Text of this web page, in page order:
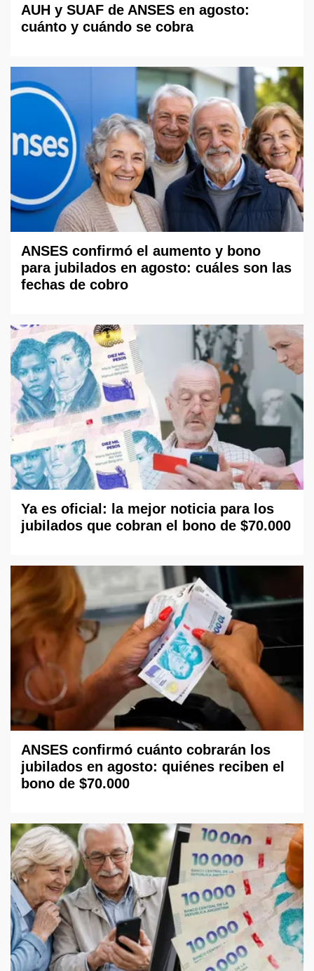
AUH y SUAF de ANSES en agosto:
cuánto y cuándo se cobra
ANSES confirmó el aumento y bono
para jubilados en agosto: cuáles son las
fechas de cobro
Ya es oficial: la mejor noticia para los
jubilados que cobran el bono de $70.000
ANSES confirmó cuánto cobrarán los
jubilados en agosto: quiénes reciben el
bono de $70.000